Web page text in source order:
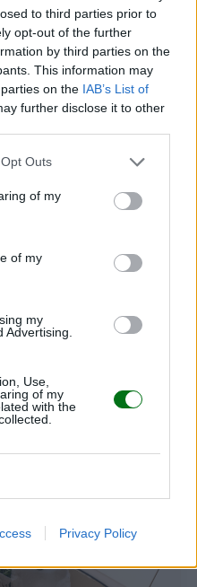
to third parties prior to
opt-out of the further
by third parties on the
This information may
on the IAB’s List of
further disclose it to other
Outs
of my
of my
my
Advertising.
Use,
of my
with the
Privacy Policy
meses